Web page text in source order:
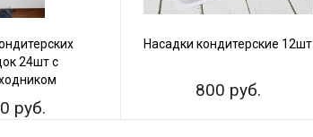
24шт с
руб.
Насадки кондитерские 12шт
800 руб.